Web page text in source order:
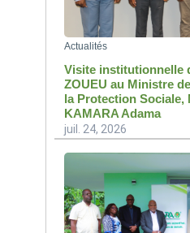
Actualités
Visite institutionnelle
ZOUEU au Ministre
la Protection Sociale,
KAMARA Adama
juil. 24, 2026